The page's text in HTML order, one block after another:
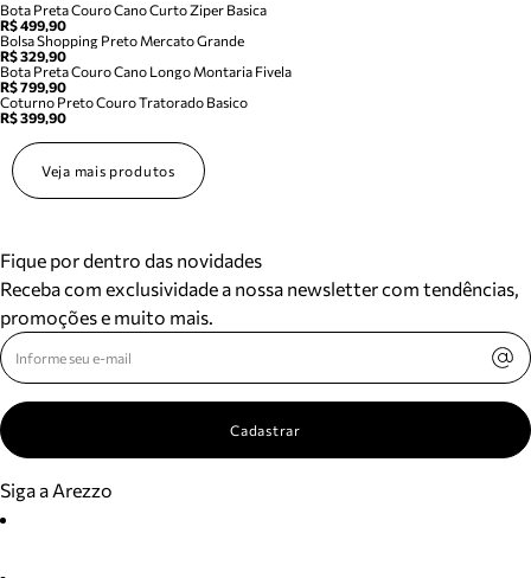
Bota Preta Couro Cano Curto Ziper Basica
R$ 499,90
Bolsa Shopping Preto Mercato Grande
R$ 329,90
Bota Preta Couro Cano Longo Montaria Fivela
R$ 799,90
Coturno Preto Couro Tratorado Basico
R$ 399,90
Veja mais produtos
Fique por dentro das novidades
Receba com exclusividade a nossa newsletter com tendências,
promoções e muito mais.
Cadastrar
Siga a Arezzo